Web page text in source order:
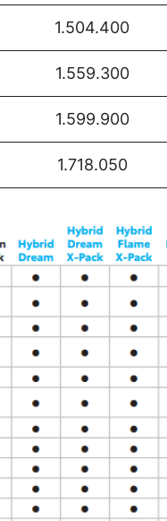
1.504.400
1.559.300
1.599.900
1.718.050